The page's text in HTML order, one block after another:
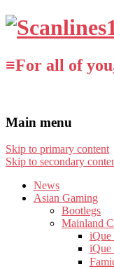
≡For all of
Main menu
Skip to primary content
Skip to secondary
News
Asian Gaming
Bootlegs
Mainland
iQue